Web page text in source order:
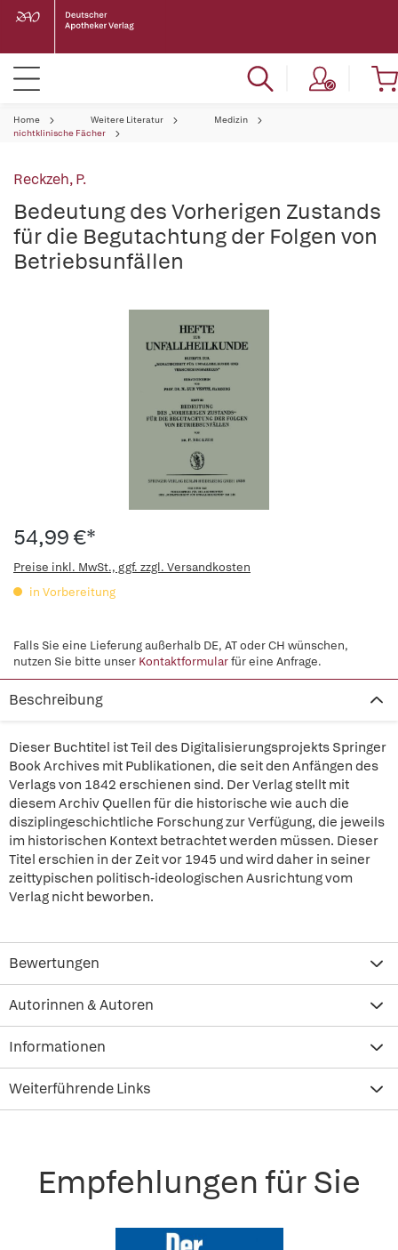
Home Weitere Literatur
Medizin
nichtklinische Fächer
Reckzeh, P.
Bedeutung des Vorherigen Zustands
für die Begutachtung der Folgen von
Betriebsunfällen
54,99 €*
Preise inkl. MwSt., ggf. zzgl. Versandkosten
in Vorbereitung
Falls Sie eine Lieferung außerhalb DE, AT oder CH wünschen,
nutzen Sie bitte unser Kontaktformularfür eine Anfrage.
Beschreibung
Dieser Buchtitel ist Teil des Digitalisierungsprojekts Springer
Book Archives mit Publikationen, die seit den Anfängen des
Verlags von 1842 erschienen sind. Der Verlag stellt mit
diesem Archiv Quellen für die historische wie auch die
disziplingeschichtliche Forschung zur Verfügung, die jeweils
im historischen Kontext betrachtet werden müssen. Dieser
Titel erschien in der Zeit vor 1945 und wird daher in seiner
zeittypischen politisch-ideologischen Ausrichtung vom
Verlag nicht beworben.
Bewertungen
Autorinnen & Autoren
Informationen
Weiterführende Links
Empfehlungen für Sie